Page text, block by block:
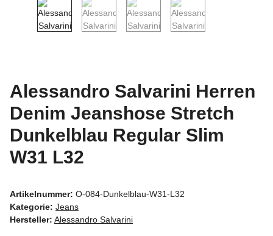
Alessandro Salvarini Herren
Denim Jeanshose Stretch
Dunkelblau Regular Slim
W31 L32
Artikelnummer: O-084-Dunkelblau-W31-L32
Kategorie: Jeans
Hersteller: Alessandro Salvarini